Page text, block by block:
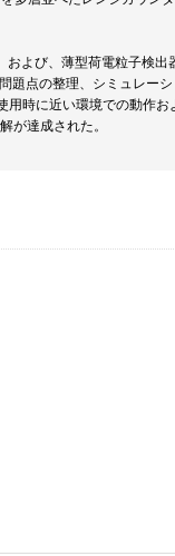
よび、薄型荷電粒子検出
題点の整理、シミュレー
時に近い環境での動作お
が達成された。